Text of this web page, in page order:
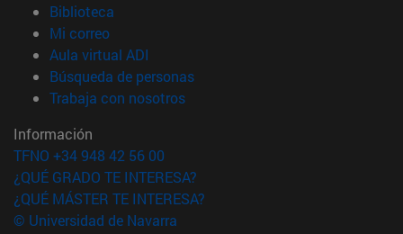
Biblioteca
Mi correo(abre en nueva ventana)
Aula virtual ADI
Búsqueda de personas(abre en nueva ventana)
Trabaja con nosotros(abre en nueva ventana)
Información
TFNO +34 948 42 56 00
¿QUÉ GRADO TE INTERESA?
¿QUÉ MÁSTER TE INTERESA?
© Universidad de Navarra